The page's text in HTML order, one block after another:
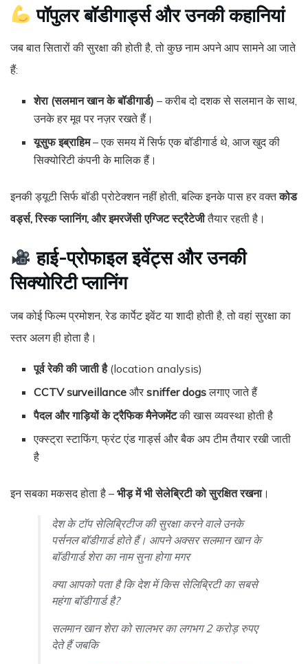
पॉपुलर बॉडीगार्ड्स और उनकी कहानियां
जब बात सितारों की सुरक्षा की होती है, तो कुछ नाम अपने आप सामने आ जाते
हैं:
शेरा (सलमान खान के बॉडीगार्ड) – करीब दो दशक से सलमान के साथ,
उनके हर मूव पर नज़र रखते हैं।
यूसुफ इब्राहिम– एक समय में सिर्फ एक बॉडीगार्ड थे, आज खुद की
सिक्योरिटी कंपनी के मालिक हैं।
इनकी ड्यूटी सिर्फ बॉडी प्रोटेक्शन नहीं होती, बल्कि इनके पास हर वक्तकोड
वर्ड्स, रिस्क प्लानिंग, और इमरजेंसी एग्जिट स्ट्रैटेजीतैयार रहती है।
हाई-प्रोफाइल इवेंट्स और उनकी
सिक्योरिटी प्लानिंग
जब कोई फिल्म प्रमोशन, रेड कार्पेट इवेंट या शादी होती है, तो वहां सुरक्षा का
स्तर अलग ही होता है।
पूर्व रेकी की जाती है(location analysis)
CCTV surveillance औरsniffer dogsलगाए जाते हैं
पैदल और गाड़ियों के ट्रैफिक मैनेजमेंटकी खास व्यवस्था होती है
एक्स्ट्रा स्टाफिंग, फ्रंट एंड गार्ड्स और बैक अप टीम तैयार रखी जाती
है
इन सबका मकसद होता है – भीड़ में भी सेलेब्रिटी को सुरक्षित रखना।
देश के टॉप सेलिब्रिटीज की सुरक्षा करने वाले उनके
पर्सनल बॉडीगार्ड होते हैं। आपने अक्सर सलमान खान के
बॉडीगार्ड शेरा का नाम सुना होगा मगर
क्या आपको पता है कि देश में किस सेलिब्रिटी का सबसे
महंगा बॉडीगार्ड है?
सलमान खान शेरा को सालभर का लगभग 2 करोड़ रुपए
देते हैं जबकि